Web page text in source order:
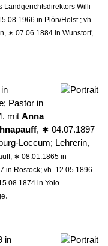
Landgerichtsdirektors Willi
in Plön/Holst.; vh.
∗ 07.06.1884 in Wunstorf,
Pastor in
mit Anna
, ∗ 04.07.1897
Loccum; Lehrerin,
∗ 08.01.1865 in
in Rostock; vh. 12.05.1896
in Yolo
.
in